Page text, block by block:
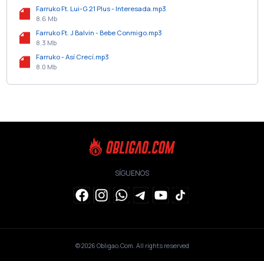
Farruko Ft. Lui-G 21 Plus - Interesada.mp3
8.6 Mb
Farruko Ft. J Balvin - Bebe Conmigo.mp3
8.3 Mb
Farruko - Así Crecí.mp3
8.0 Mb
SÍGUENOS
© 2026 Obligao.Com. All rights reserved